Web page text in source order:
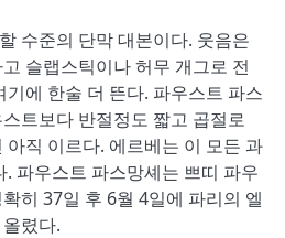
수준의 단막 대본이다. 웃음은
슬랩스틱이나 허무 개그로 전
에 한술 더 뜬다. 파우스트 파스
트보다 반절정도 짧고 곱절로
직 이르다. 에르베는 이 모든 과
파우스트 파스망셰는 쁘띠 파우
히 37일 후 6월 4일에 파리의 엘
렸다.